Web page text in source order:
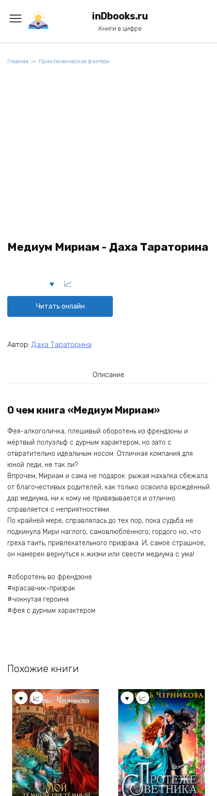
содержанию
inDbooks.ru
Книги в цифре
Главная Приключенческое фэнтези
Медиум Мириам - Даха Тараторина
Читать онлайн
Автор: Даха Тараторина
Описание
О чем книга «Медиум Мириам»
Фея-алкоголичка, плешивый оборотень из френдзоны и
мёртвый полуэльф с дурным характером, но зато с
отвратительно идеальным носом. Отличная компания для
юной леди, не так ли?
Впрочем, Мириам и сама не подарок: рыжая нахалка сбежала
от благочестивых родителей, как только освоила врождённый
дар медиума, ни к кому не привязывается и отлично
справляется с неприятностями.
По крайней мере, справлялась до тех пор, пока судьба не
подкинула Мири наглого, самовлюблённого, гордого но, что
греха таить, привлекательного призрака. И, самое страшное,
он намерен вернуться к жизни или свести медиума с ума!
#оборотень во френдзоне
#красавчик-призрак
#чокнутая героиня
#фея с дурным характером
Похожие книги